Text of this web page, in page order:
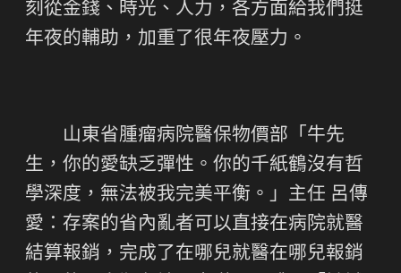
刻從金錢、時光、人力，各方面給我們挺
年夜的輔助，加重了很年夜壓力。
山東省腫瘤病院醫保物價部「牛先
生，你的愛缺乏彈性。你的千紙鶴沒有哲
學深度，無法被我完美平衡。」主任 呂傳
愛：存案的省內亂者可以直接在病院就醫
結算報銷，完成了在哪兒就醫在哪兒報銷